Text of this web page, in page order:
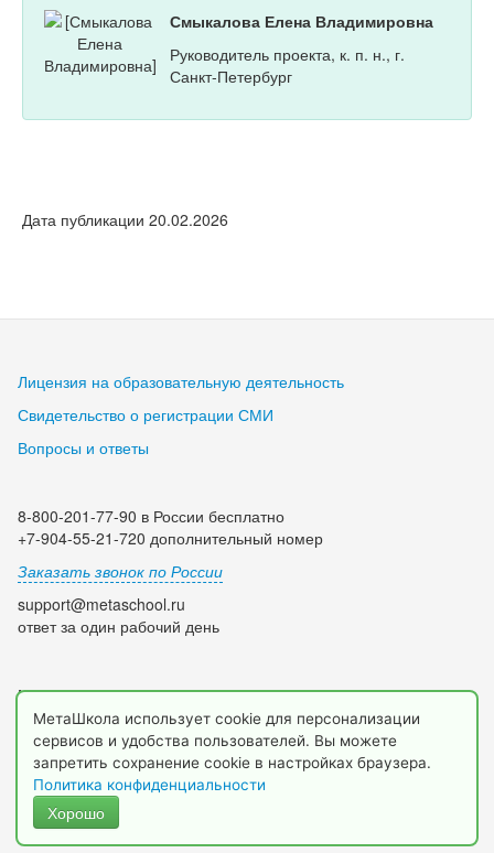
Смыкалова Елена Владимировна
Руководитель проекта, к. п. н., г.
Санкт-Петербург
Дата публикации 20.02.2026
Лицензия на образовательную деятельность
Свидетельство о регистрации СМИ
Вопросы и ответы
8-800-201-77-90 в России бесплатно
+7-904-55-21-720 дополнительный номер
Заказать звонок по России
support@metaschool.ru
ответ за один рабочий день
Мы в социальных сетях:
© 2009-2026 МетаШкола, www.metaschool.ru
МетаШкола использует cookie для персонализации
сервисов и удобства пользователей. Вы можете
запретить сохранение cookie в настройках браузера.
Политика конфиденциальности
Хорошо